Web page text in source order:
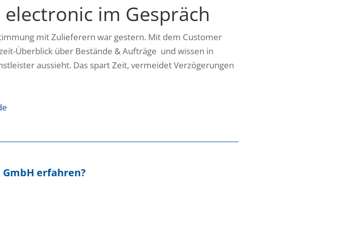
im Gespräch
mit Zulieferern war gestern. Mit dem Customer
Überblick über Bestände & Aufträge und wissen in
aussieht. Das spart Zeit, vermeidet Verzögerungen
erfahren?